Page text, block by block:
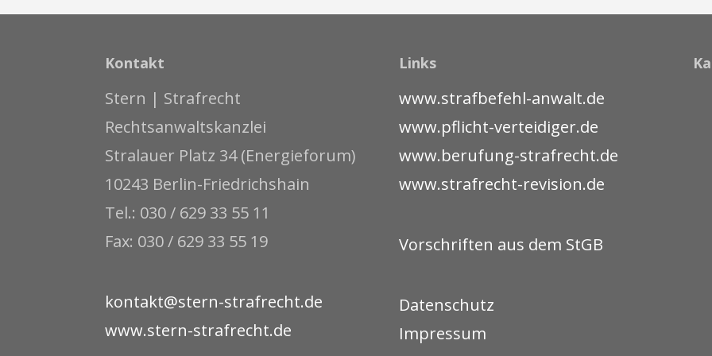
Kontakt
Stern | Strafrecht
Rechtsanwaltskanzlei
Stralauer Platz 34 (Energieforum)
10243 Berlin-Friedrichshain
Tel.: 030 / 629 33 55 11
Fax: 030 / 629 33 55 19
kontakt@stern-strafrecht.de
www.stern-strafrecht.de
Links
www.strafbefehl-anwalt.de
www.pflicht-verteidiger.de
www.berufung-strafrecht.de
www.strafrecht-revision.de
Vorschriften aus dem StGB
Datenschutz
Impressum